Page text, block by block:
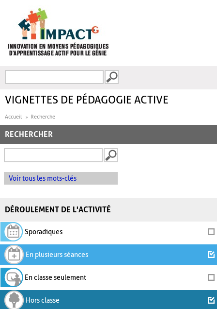
FORMULAIRE DE
VIGNETTES DE PÉDAGOGIE ACTIVE
Accueil Recherche
RECHERCHER
Voir tous les mots-clés
DÉROULEMENT DE L'ACTIVITÉ
Sporadiques
En plusieurs séances
En classe seulement
Hors classe